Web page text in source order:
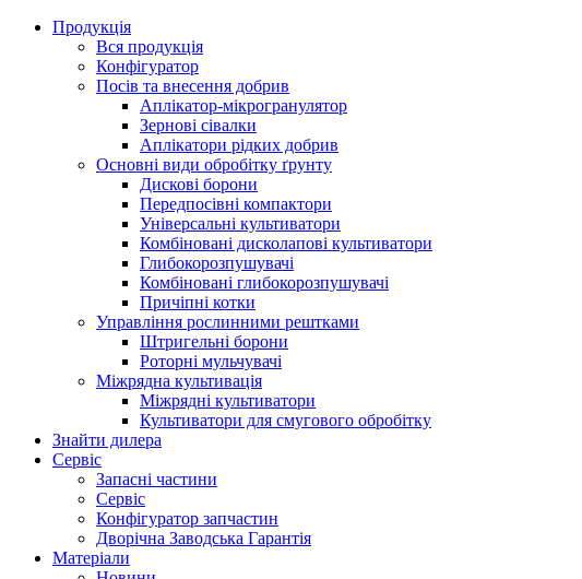
Продукція
Вся продукція
Конфігуратор
Посів та внесення добрив
Аплікатор-мікрогранулятор
Зернові сівалки
Аплікатори рідких добрив
Oсновні види обробітку ґрунту
Дискові борони
Передпосівні компактори
Універсальні культиватори
Комбіновані дисколапові культиватори
Глибокорозпушувачі
Комбіновані глибокорозпушувачі
Причіпні котки
Управління рослинними рештками
Штригельні борони
Pоторні мульчувачі
Міжрядна культивація
Міжрядні культиватори
Культиватори для смугового обробітку
Знайти дилера
Сервіс
Запасні частини
Сервіс
Конфігуратор запчастин
Дворічна Заводська Гарантія
Матеріали